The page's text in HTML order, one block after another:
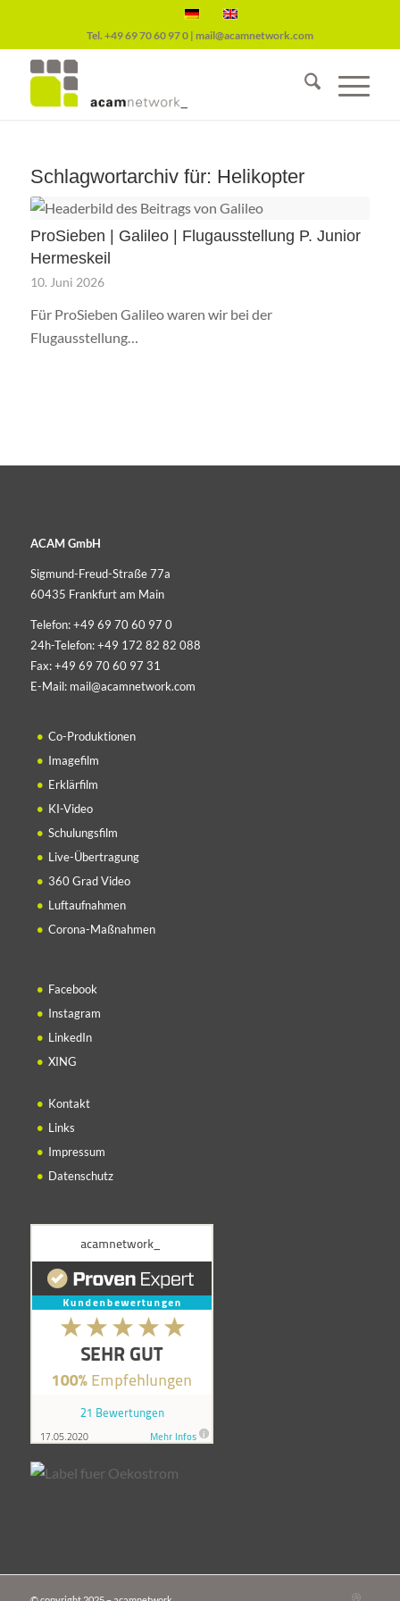
Tel. +49 69 70 60 97 0| mail@acamnetwork.com
Schlagwortarchiv für: Helikopter
ProSieben | Galileo | Flugausstellung P. Junior
Hermeskeil
10. Juni 2026
Für ProSieben Galileo waren wir bei der
Flugausstellung…
ACAM GmbH
Sigmund-Freud-Straße 77a
60435 Frankfurt am Main
Telefon:+49 69 70 60 97 0
24h-Telefon:+49 172 82 82 088
Fax:+49 69 70 60 97 31
E-Mail: mail@acamnetwork.com
Facebook
Instagram
LinkedIn
XING
Kontakt
Links
Impressum
Datenschutz
Co-Produktionen
Imagefilm
Erklärfilm
KI-Video
Schulungsfilm
Live-Übertragung
360 Grad Video
Luftaufnahmen
Corona-Maßnahmen